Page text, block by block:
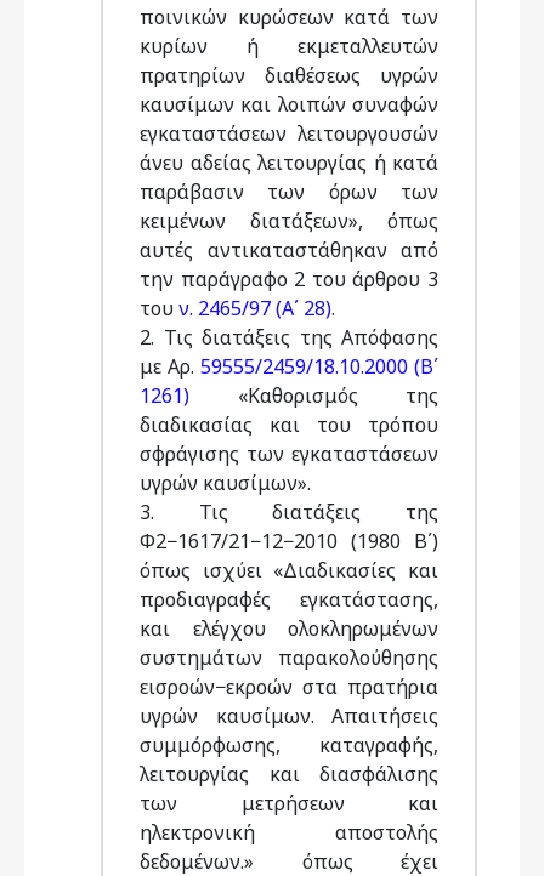
ποινικών κυρώσεων κατά των
κυρίων ή εκμεταλλευτών
πρατηρίων διαθέσεως υγρών
καυσίμων και λοιπών συναφών
εγκαταστάσεων λειτουργουσών
άνευ αδείας λειτουργίας ή κατά
παράβασιν των όρων των
κειμένων διατάξεων», όπως
αυτές αντικαταστάθηκαν από
την παράγραφο 2 του άρθρου 3
του ν. 2465/97 (Α΄ 28).
2. Τις διατάξεις της Απόφασης
με Αρ. 59555/2459/18.10.2000 (Β΄
1261) «Καθορισμός της
διαδικασίας και του τρόπου
σφράγισης των εγκαταστάσεων
υγρών καυσίμων».
3. Τις διατάξεις της
Φ2−1617/21−12−2010 (1980 Β΄)
όπως ισχύει «Διαδικασίες και
προδιαγραφές εγκατάστασης,
και ελέγχου ολοκληρωμένων
συστημάτων παρακολούθησης
εισροών−εκροών στα πρατήρια
υγρών καυσίμων. Απαιτήσεις
συμμόρφωσης, καταγραφής,
λειτουργίας και διασφάλισης
των μετρήσεων και
ηλεκτρονική αποστολής
δεδομένων.» όπως έχει